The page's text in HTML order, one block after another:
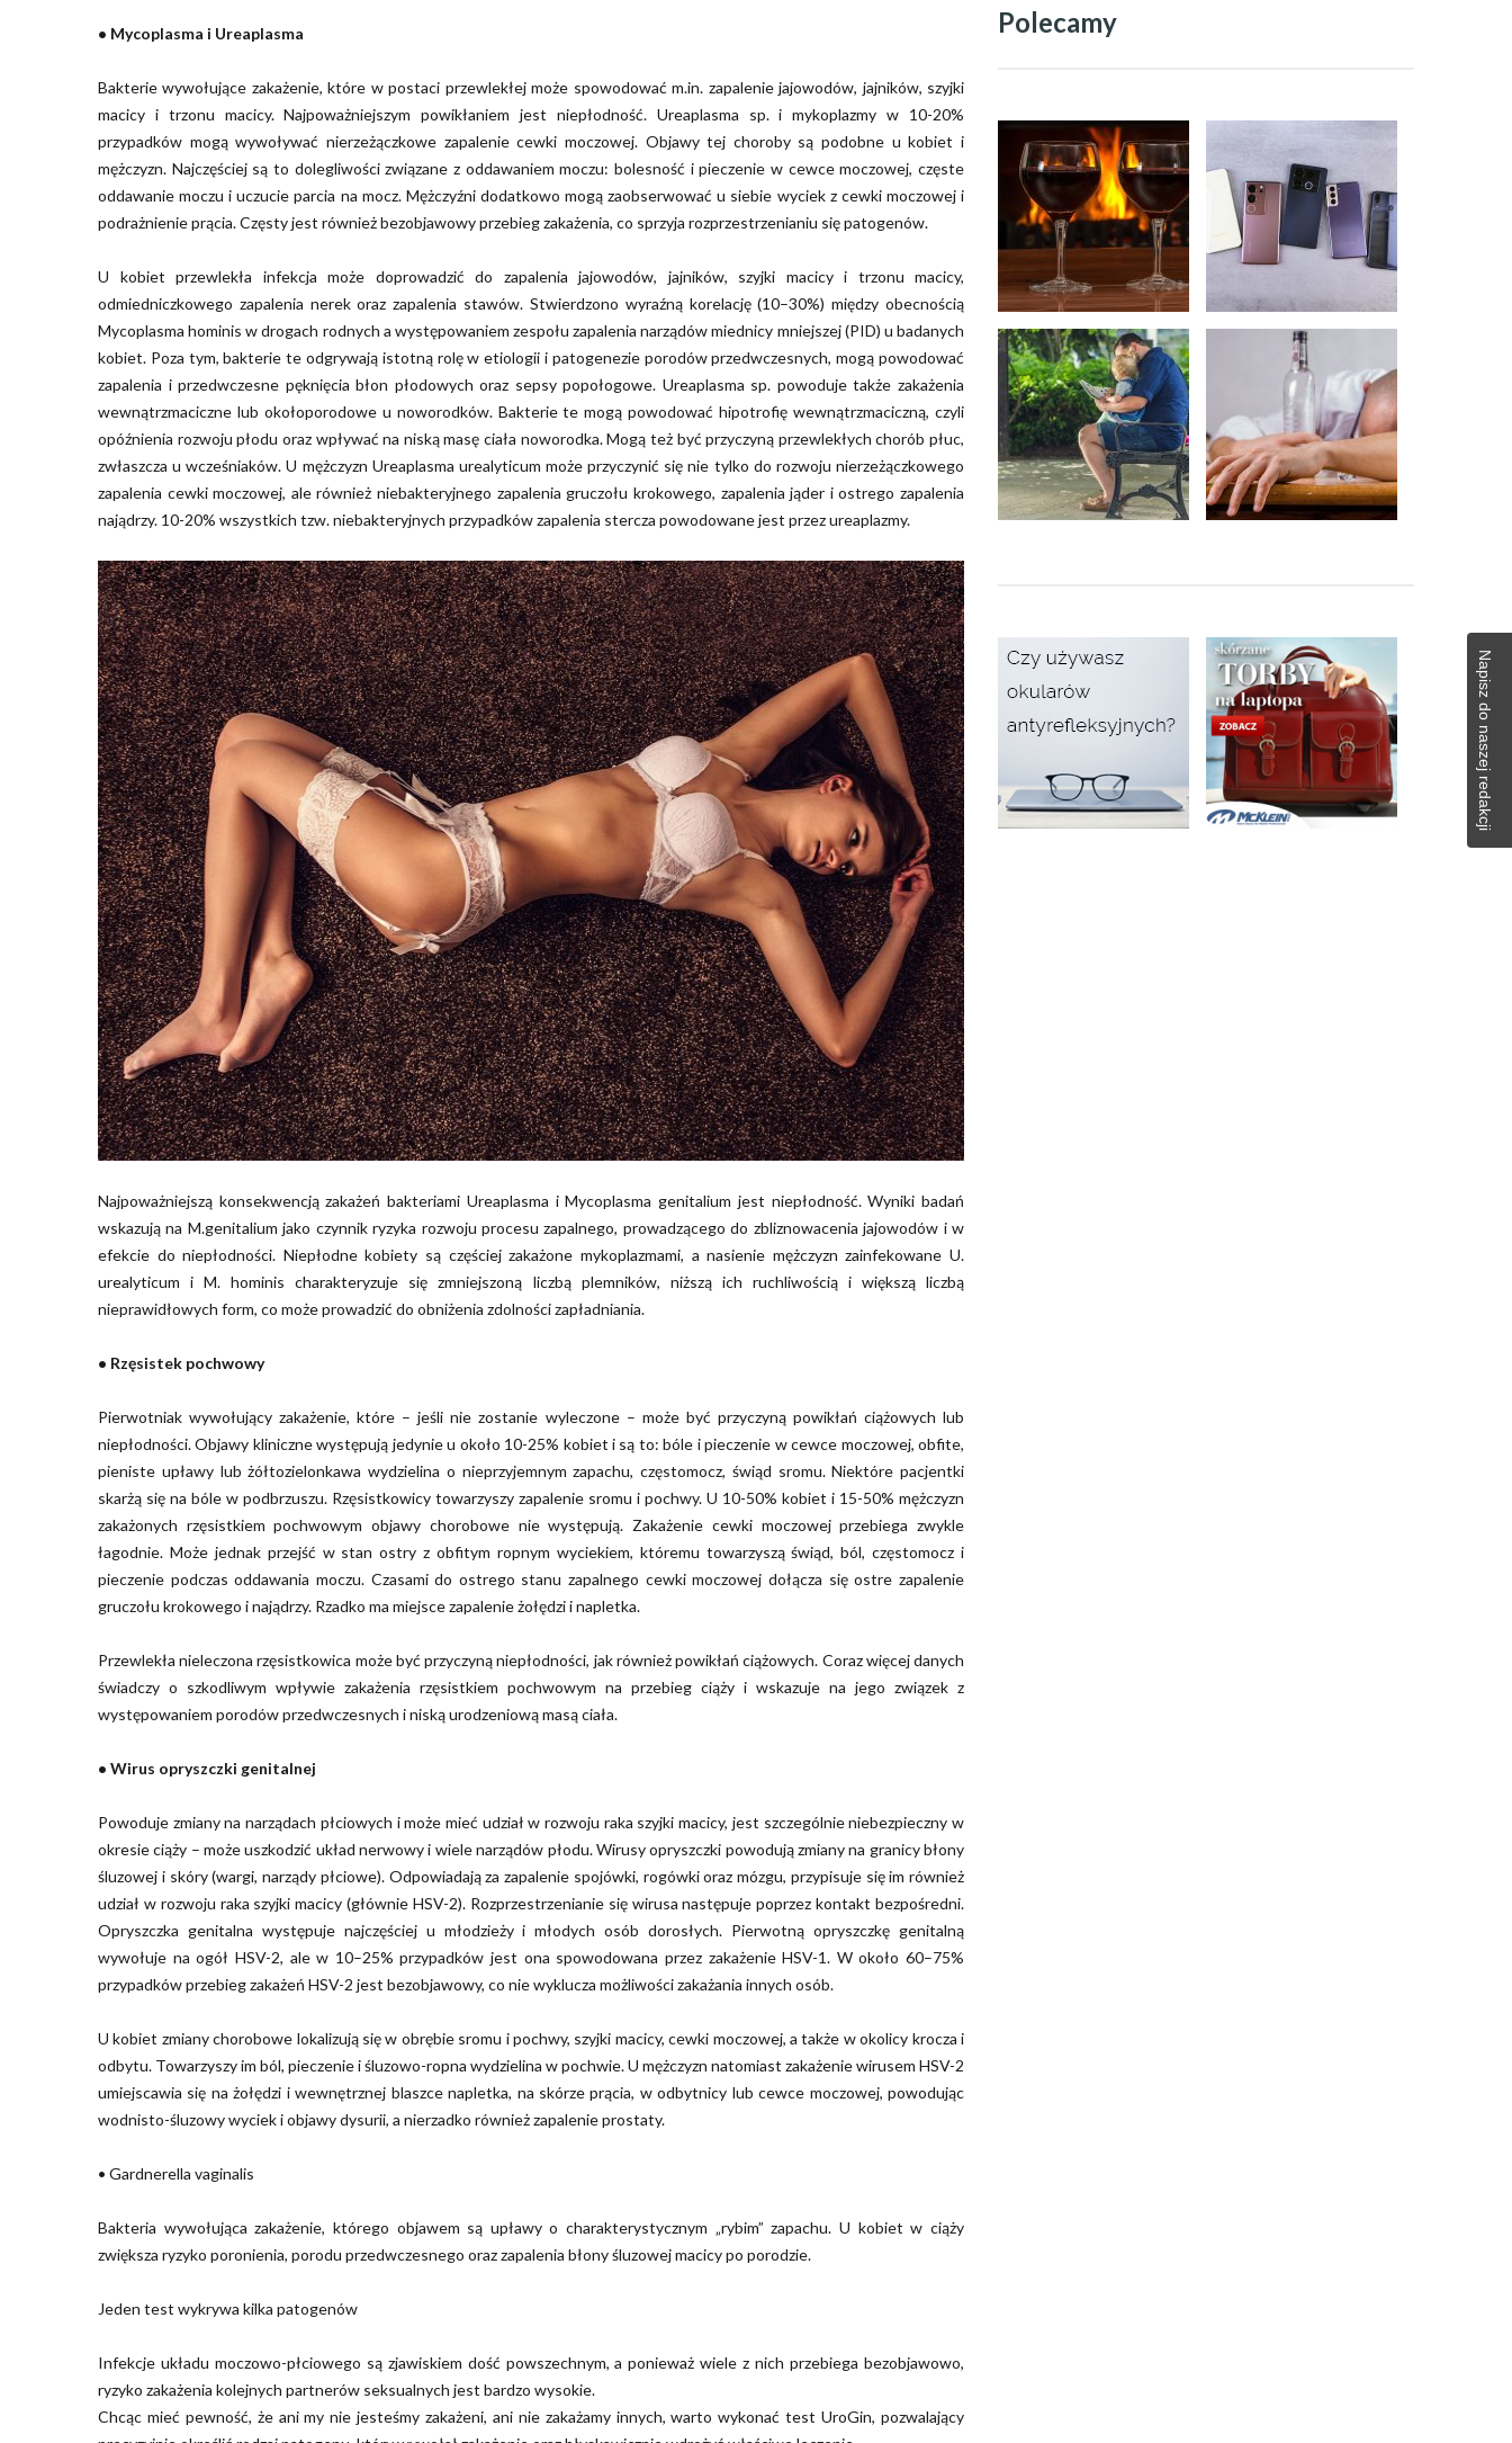
• Mycoplasma i Ureaplasma
Bakterie wywołujące zakażenie, które w postaci przewlekłej może spowodować m.in. zapalenie jajowodów, jajników, szyjki
macicy i trzonu macicy. Najpoważniejszym powikłaniem jest niepłodność. Ureaplasma sp. i mykoplazmy w 10-20%
przypadków mogą wywoływać nierzeżączkowe zapalenie cewki moczowej. Objawy tej choroby są podobne u kobiet i
mężczyzn. Najczęściej są to dolegliwości związane z oddawaniem moczu: bolesność i pieczenie w cewce moczowej, częste
oddawanie moczu i uczucie parcia na mocz. Mężczyźni dodatkowo mogą zaobserwować u siebie wyciek z cewki moczowej i
podrażnienie prącia. Częsty jest również bezobjawowy przebieg zakażenia, co sprzyja rozprzestrzenianiu się patogenów.
U kobiet przewlekła infekcja może doprowadzić do zapalenia jajowodów, jajników, szyjki macicy i trzonu macicy,
odmiedniczkowego zapalenia nerek oraz zapalenia stawów. Stwierdzono wyraźną korelację (10–30%) między obecnością
Mycoplasma hominis w drogach rodnych a występowaniem zespołu zapalenia narządów miednicy mniejszej (PID) u badanych
kobiet. Poza tym, bakterie te odgrywają istotną rolę w etiologii i patogenezie porodów przedwczesnych, mogą powodować
zapalenia i przedwczesne pęknięcia błon płodowych oraz sepsy popołogowe. Ureaplasma sp. powoduje także zakażenia
wewnątrzmaciczne lub okołoporodowe u noworodków. Bakterie te mogą powodować hipotrofię wewnątrzmaciczną, czyli
opóźnienia rozwoju płodu oraz wpływać na niską masę ciała noworodka. Mogą też być przyczyną przewlekłych chorób płuc,
zwłaszcza u wcześniaków. U mężczyzn Ureaplasma urealyticum może przyczynić się nie tylko do rozwoju nierzeżączkowego
zapalenia cewki moczowej, ale również niebakteryjnego zapalenia gruczołu krokowego, zapalenia jąder i ostrego zapalenia
najądrzy. 10-20% wszystkich tzw. niebakteryjnych przypadków zapalenia stercza powodowane jest przez ureaplazmy.
Najpoważniejszą konsekwencją zakażeń bakteriami Ureaplasma i Mycoplasma genitalium jest niepłodność. Wyniki badań
wskazują na M.genitalium jako czynnik ryzyka rozwoju procesu zapalnego, prowadzącego do zbliznowacenia jajowodów i w
efekcie do niepłodności. Niepłodne kobiety są częściej zakażone mykoplazmami, a nasienie mężczyzn zainfekowane U.
urealyticum i M. hominis charakteryzuje się zmniejszoną liczbą plemników, niższą ich ruchliwością i większą liczbą
nieprawidłowych form, co może prowadzić do obniżenia zdolności zapładniania.
• Rzęsistek pochwowy
Pierwotniak wywołujący zakażenie, które – jeśli nie zostanie wyleczone – może być przyczyną powikłań ciążowych lub
niepłodności. Objawy kliniczne występują jedynie u około 10-25% kobiet i są to: bóle i pieczenie w cewce moczowej, obfite,
pieniste upławy lub żółtozielonkawa wydzielina o nieprzyjemnym zapachu, częstomocz, świąd sromu. Niektóre pacjentki
skarżą się na bóle w podbrzuszu. Rzęsistkowicy towarzyszy zapalenie sromu i pochwy. U 10-50% kobiet i 15-50% mężczyzn
zakażonych rzęsistkiem pochwowym objawy chorobowe nie występują. Zakażenie cewki moczowej przebiega zwykle
łagodnie. Może jednak przejść w stan ostry z obfitym ropnym wyciekiem, któremu towarzyszą świąd, ból, częstomocz i
pieczenie podczas oddawania moczu. Czasami do ostrego stanu zapalnego cewki moczowej dołącza się ostre zapalenie
gruczołu krokowego i najądrzy. Rzadko ma miejsce zapalenie żołędzi i napletka.
Przewlekła nieleczona rzęsistkowica może być przyczyną niepłodności, jak również powikłań ciążowych. Coraz więcej danych
świadczy o szkodliwym wpływie zakażenia rzęsistkiem pochwowym na przebieg ciąży i wskazuje na jego związek z
występowaniem porodów przedwczesnych i niską urodzeniową masą ciała.
• Wirus opryszczki genitalnej
Powoduje zmiany na narządach płciowych i może mieć udział w rozwoju raka szyjki macicy, jest szczególnie niebezpieczny w
okresie ciąży – może uszkodzić układ nerwowy i wiele narządów płodu. Wirusy opryszczki powodują zmiany na granicy błony
śluzowej i skóry (wargi, narządy płciowe). Odpowiadają za zapalenie spojówki, rogówki oraz mózgu, przypisuje się im również
udział w rozwoju raka szyjki macicy (głównie HSV-2). Rozprzestrzenianie się wirusa następuje poprzez kontakt bezpośredni.
Opryszczka genitalna występuje najczęściej u młodzieży i młodych osób dorosłych. Pierwotną opryszczkę genitalną
wywołuje na ogół HSV-2, ale w 10–25% przypadków jest ona spowodowana przez zakażenie HSV-1. W około 60–75%
przypadków przebieg zakażeń HSV-2 jest bezobjawowy, co nie wyklucza możliwości zakażania innych osób.
U kobiet zmiany chorobowe lokalizują się w obrębie sromu i pochwy, szyjki macicy, cewki moczowej, a także w okolicy krocza i
odbytu. Towarzyszy im ból, pieczenie i śluzowo-ropna wydzielina w pochwie. U mężczyzn natomiast zakażenie wirusem HSV-2
umiejscawia się na żołędzi i wewnętrznej blaszce napletka, na skórze prącia, w odbytnicy lub cewce moczowej, powodując
wodnisto-śluzowy wyciek i objawy dysurii, a nierzadko również zapalenie prostaty.
• Gardnerella vaginalis
Bakteria wywołująca zakażenie, którego objawem są upławy o charakterystycznym „rybim” zapachu. U kobiet w ciąży
zwiększa ryzyko poronienia, porodu przedwczesnego oraz zapalenia błony śluzowej macicy po porodzie.
Jeden test wykrywa kilka patogenów
Infekcje układu moczowo-płciowego są zjawiskiem dość powszechnym, a ponieważ wiele z nich przebiega bezobjawowo,
ryzyko zakażenia kolejnych partnerów seksualnych jest bardzo wysokie.
Chcąc mieć pewność, że ani my nie jesteśmy zakażeni, ani nie zakażamy innych, warto wykonać test UroGin, pozwalający
Polecamy
Napisz do naszej redakcji